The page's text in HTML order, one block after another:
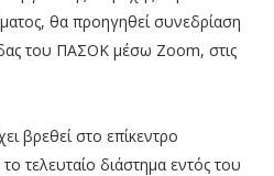
θα προηγηθεί συνεδρίαση
του ΠΑΣΟΚ μέσω Zoom, στις
βρεθεί στο επίκεντρο
τελευταίο διάστημα εντός του